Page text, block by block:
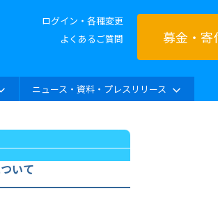
ログイン・各種変更
よくあるご質問
募金・寄
ニュース・資料・プレスリリース
いて